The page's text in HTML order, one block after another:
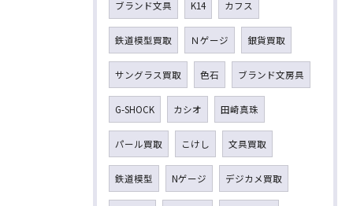
ブランド文具 K14 カフス
鉄道模型買取 Ｎゲージ 銀貨買取
サングラス買取 色石 ブランド文房具
G-SHOCK カシオ 田崎真珠
パール買取 こけし 文具買取
鉄道模型 Nゲージ デジカメ買取